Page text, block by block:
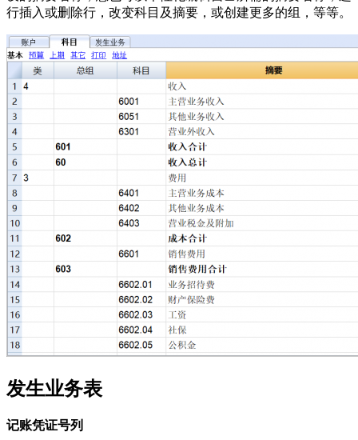
行插入或删除行，改变科目及摘要，或创建更多的组，等等。
发生业务表
记账凭证号列